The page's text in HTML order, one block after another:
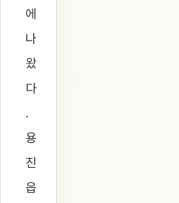
에
나
왔
다
.
용
진
읍